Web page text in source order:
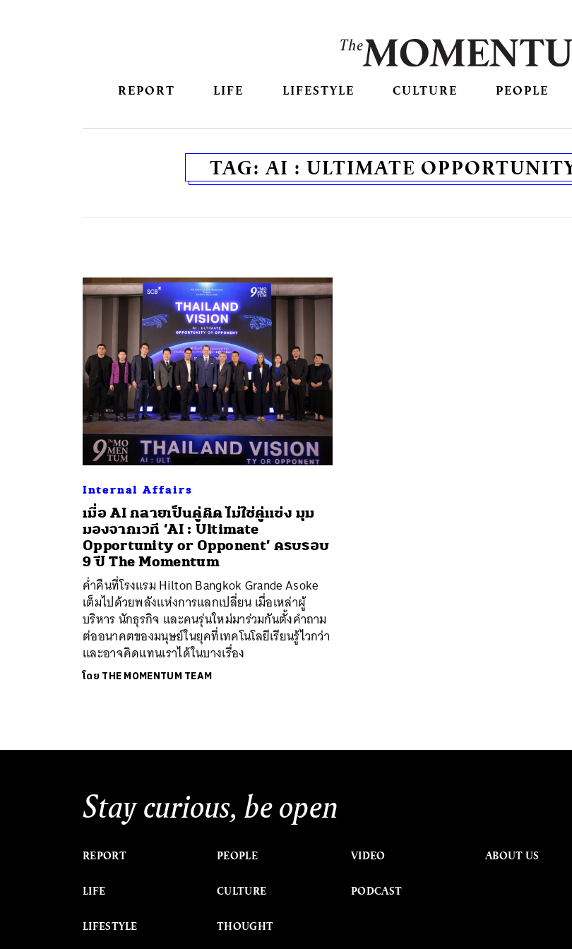
REPORT LIFE LIFESTYLE CULTURE PEOPLE
TAG:AI : ULTIMATE
Internal Affairs
เมื่อ AI กลายเป็นคู่คิด ไม่ใช่คู่แข่ง มุม
มองจากเวที ‘AI : Ultimate
Opportunity or Opponent’ ครบรอบ
9 ปี The Momentum
ค่ำคืนที่โรงแรม Hilton Bangkok Grande Asoke
เต็มไปด้วยพลังแห่งการแลกเปลี่ยน เมื่อเหล่าผู้
บริหาร นักธุรกิจ และคนรุ่นใหม่มาร่วมกันตั้งคำถาม
ต่ออนาคตของมนุษย์ในยุคที่เทคโนโลยีเรียนรู้ไวกว่า
และอาจคิดแทนเราได้ในบางเรื่อง
โดย THE MOMENTUM TEAM
Stay curious, be open
REPORT
LIFE
LIFESTYLE
PEOPLE
CULTURE
THOUGHT
VIDEO
PODCAST
ABOUT US
ค้นหา